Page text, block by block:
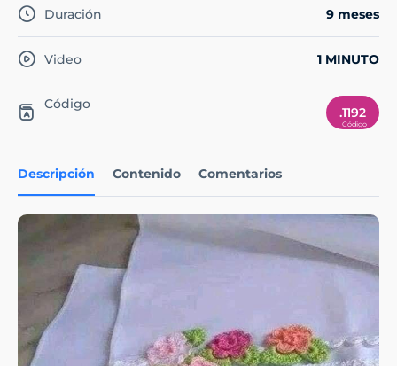
Descripción Contenido Comentarios
Duración 9 meses
Video 1 MINUTO
Código
.1192